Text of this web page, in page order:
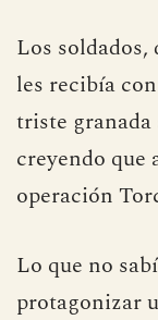
Los soldados,
les recibía
triste granada
creyendo que
operación
Lo que no
protagonizar